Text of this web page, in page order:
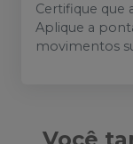
Certifique que
Aplique a
movimentos